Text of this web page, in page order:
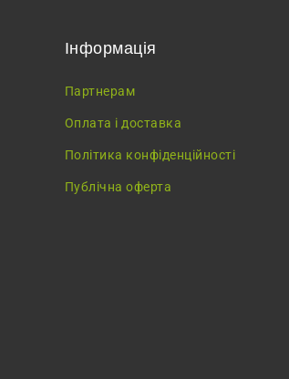
Інформація
Партнерам
Оплата і доставка
Політика конфіденційності
Публічна оферта